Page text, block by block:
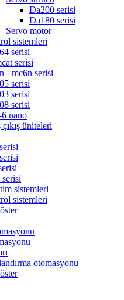
Da200 serisi
Da180 serisi
Servo motor
sistemleri
serisi
serisi
- mc6n serisi
serisi
serisi
serisi
nano
üniteleri
sistemleri
sistemleri
otomasyonu